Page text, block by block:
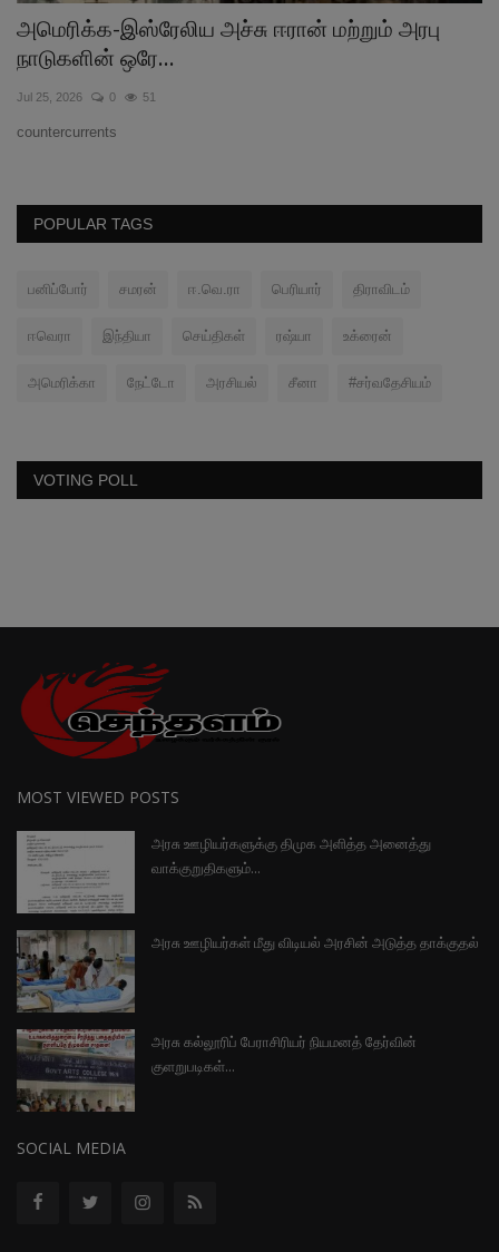
அமெரிக்க-இஸ்ரேலிய அச்சு ஈரான் மற்றும் அரபு
நாடுகளின் ஒரே...
Jul 25, 2026 0 51
countercurrents
POPULAR TAGS
பனிப்போர் சமரன் ஈ.வெ.ரா பெரியார் திராவிடம்
ஈவெரா இந்தியா செய்திகள் ரஷ்யா உக்ரைன்
அமெரிக்கா நேட்டோ அரசியல் சீனா #சர்வதேசியம்
VOTING POLL
MOST VIEWED POSTS
அரசு ஊழியர்களுக்கு திமுக அளித்த அனைத்து
வாக்குறுதிகளும்...
அரசு ஊழியர்கள் மீது விடியல் அரசின் அடுத்த தாக்குதல்
அரசு கல்லூரிப் பேராசிரியர் நியமனத் தேர்வின்
குளறுபடிகள்...
SOCIAL MEDIA